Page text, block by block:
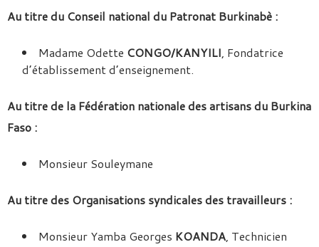
Au titre du Conseil national du Patronat Burkinabè :
Madame Odette CONGO/KANYILI, Fondatrice
d’établissement d’enseignement.
Au titre de la Fédération nationale des artisans du Burkina
Faso :
Monsieur Souleymane
Au titre des Organisations syndicales des travailleurs :
Monsieur Yamba Georges KOANDA, Technicien